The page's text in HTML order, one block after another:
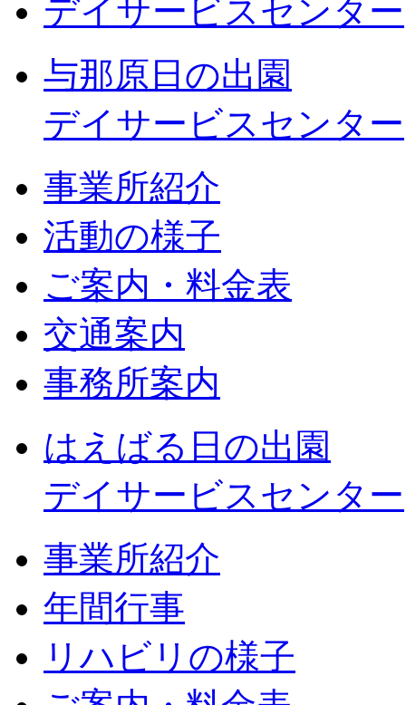
デイサービスセンター
与那原日の出園
デイサービスセンター
事業所紹介
活動の様子
ご案内・料金表
交通案内
事務所案内
はえばる日の出園
デイサービスセンター
事業所紹介
年間行事
リハビリの様子